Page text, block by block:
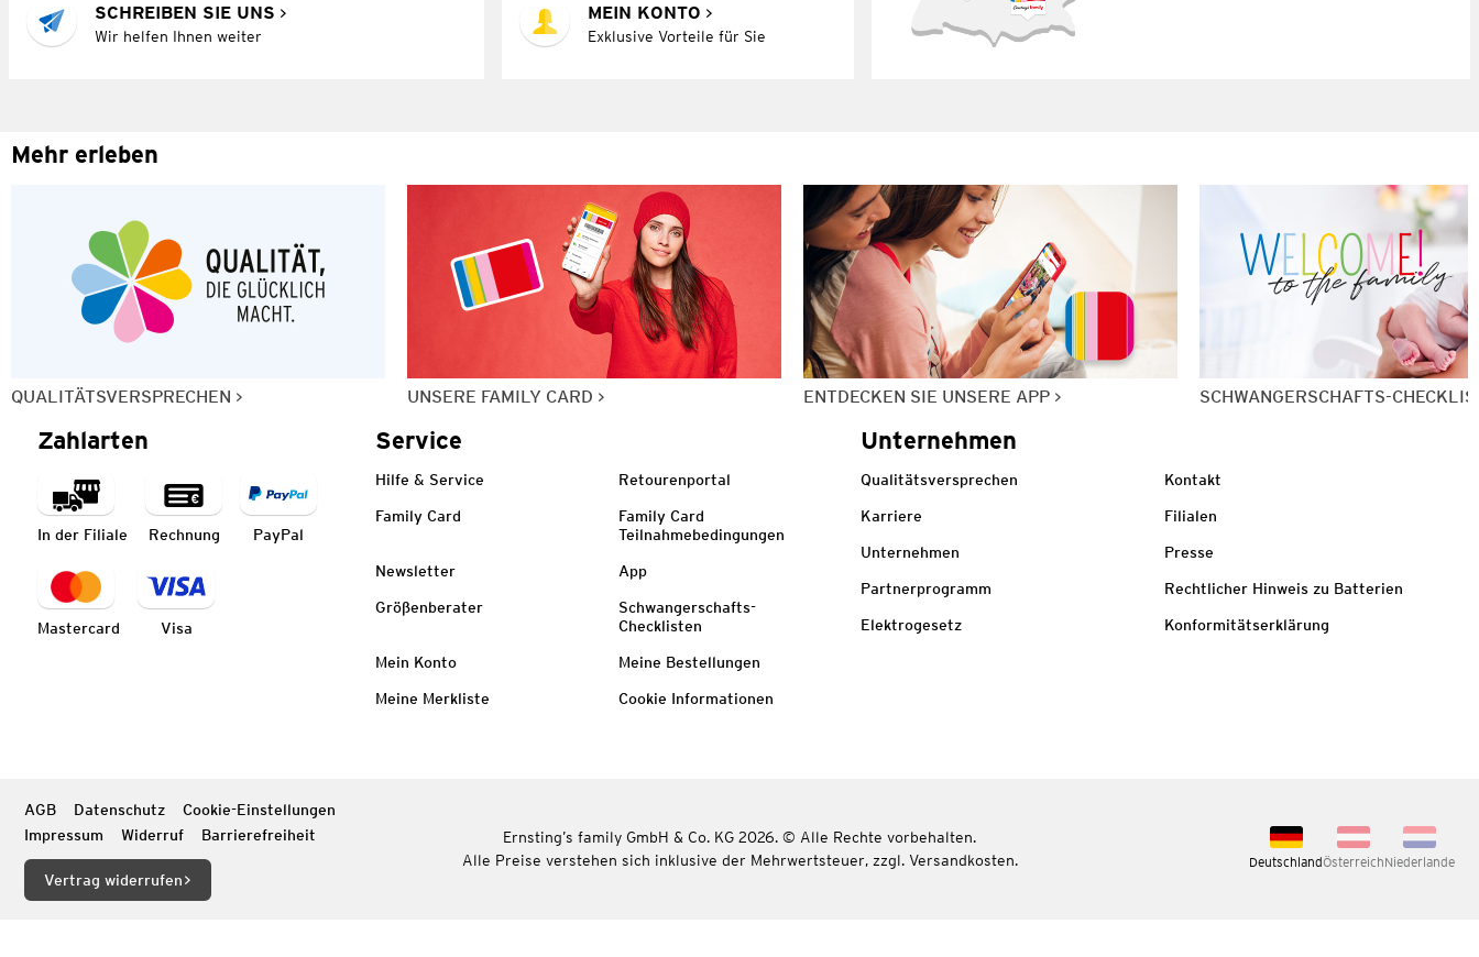
SCHREIBEN SIE UNS
Wir helfen Ihnen weiter
MEIN KONTO
Exklusive Vorteile für Sie
Mehr erleben
QUALITÄTSVERSPRECHEN UNSERE FAMILY CARD ENTDECKEN SIE UNSERE APP SCHWANGERSCHAFTS-
Zahlarten
In der Filiale Rechnung PayPal
Mastercard Visa
Service
Hilfe & Service Retourenportal
Family Card
Family Card
Teilnahmebedingungen
Newsletter App
Größenberater
Schwangerschafts-
Checklisten
Mein Konto Meine Bestellungen
Meine Merkliste Cookie Informationen
Unternehmen
Qualitätsversprechen Kontakt
Karriere Filialen
Unternehmen Presse
Partnerprogramm Rechtlicher Hinweis zu Batterien
Elektrogesetz Konformitätserklärung
AGB Datenschutz
Cookie-Einstellungen
Impressum
Widerruf Barrierefreiheit
Vertrag widerrufen
Ernsting’s family GmbH & Co. KG 2026. © Alle Rechte vorbehalten.
Alle Preise verstehen sich inklusive der Mehrwertsteuer, zzgl. Versandkosten.
DeutschlandÖsterreichNiederlande